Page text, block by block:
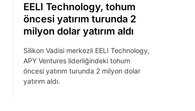
EELI Technology, tohum
öncesi yatırım turunda 2
milyon dolar yatırım aldı
Silikon Vadisi merkezli EELI Technology,
APY Ventures liderliğindeki tohum
öncesi yatırım turunda 2 milyon dolar
yatırım aldı.